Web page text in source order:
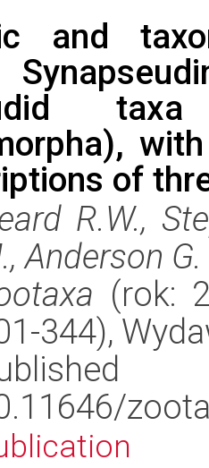
and
taxa
of
R.W.,
Anderson G.
(rok:
344),